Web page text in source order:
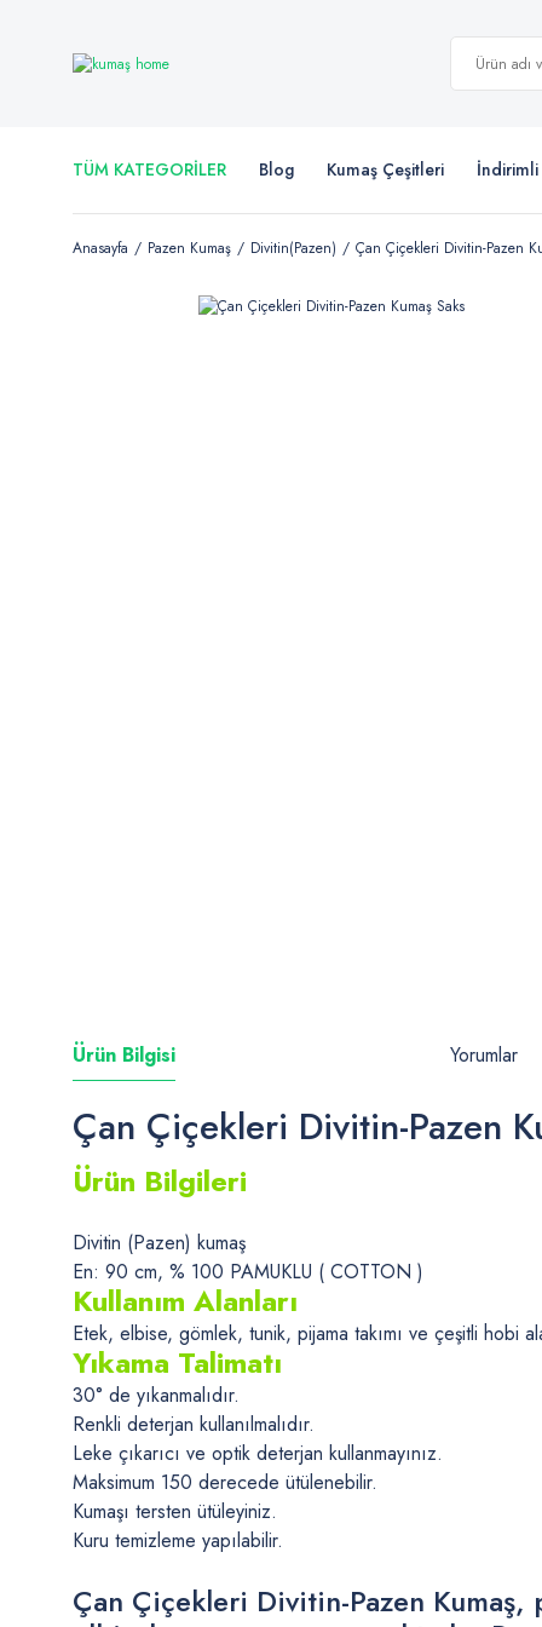
TÜM KATEGORİLER Blog Kumaş Çeşitleri
Anasayfa Pazen Kumaş Divitin(Pazen) Çan Çiçekleri Divitin-Pazen
Ürün Bilgisi Yorumlar
Çan Çiçekleri Divitin-Pazen
Ürün Bilgileri
Divitin (Pazen) kumaş
En: 90 cm, % 100 PAMUKLU ( COTTON )
Kullanım Alanları
Etek, elbise, gömlek, tunik, pijama takımı ve çeşitli hobi
Yıkama Talimatı
30° de yıkanmalıdır.
Renkli deterjan kullanılmalıdır.
Leke çıkarıcı ve optik deterjan kullanmayınız.
Maksimum 150 derecede ütülenebilir.
Kumaşı tersten ütüleyiniz.
Kuru temizleme yapılabilir.
Çan Çiçekleri Divitin-Pazen Kumaş,